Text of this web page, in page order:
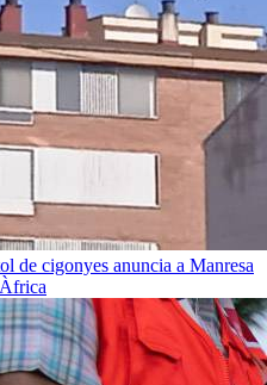
de cigonyes anuncia a Manresa